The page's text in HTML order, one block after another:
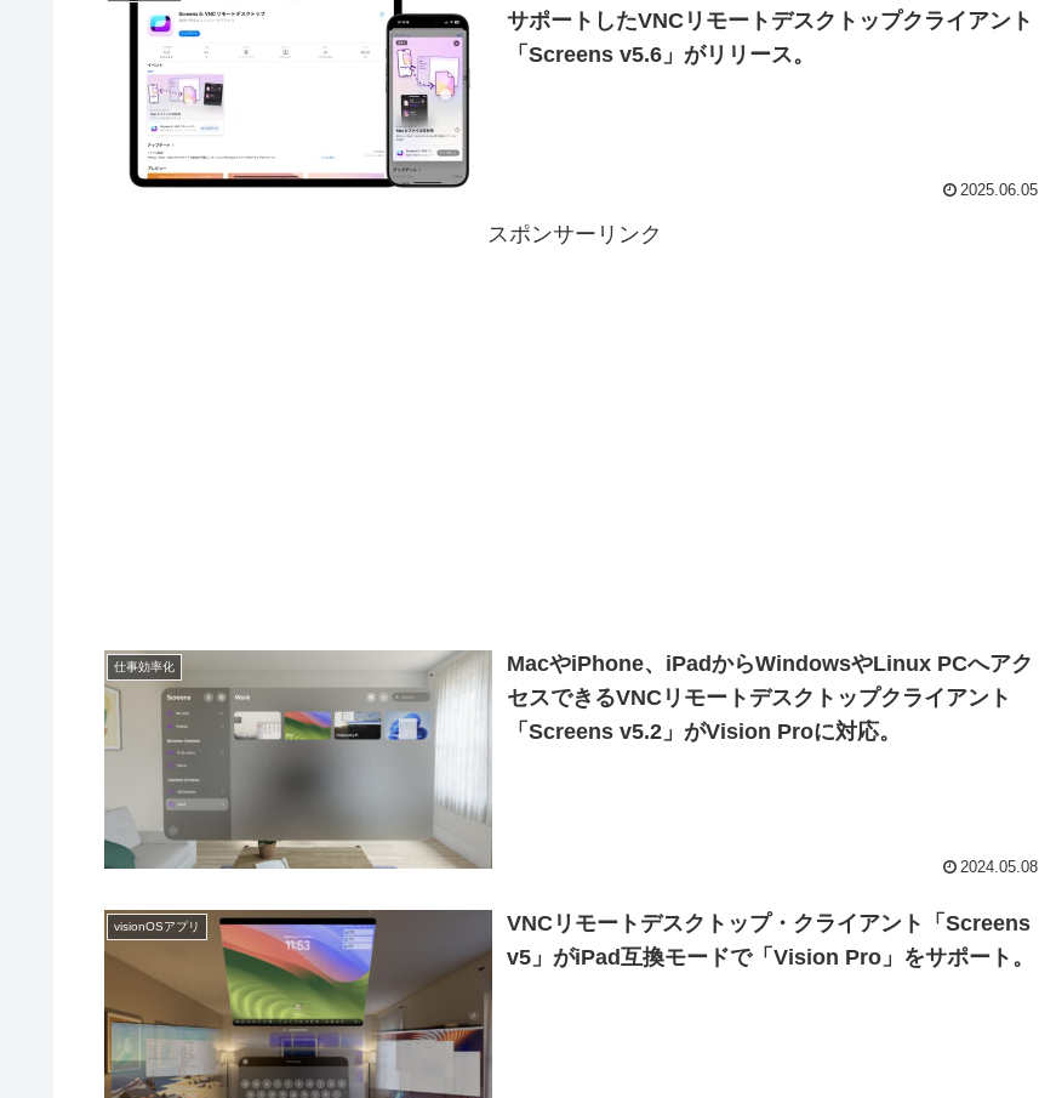
サポートしたVNCリモートデスクトップクライアント
「Screens v5.6」がリリース。
2025.06.05
スポンサーリンク
仕事効率化
MacやiPhone、iPadからWindowsやLinux PCへアク
セスできるVNCリモートデスクトップクライアント
「Screens v5.2」がVision Proに対応。
2024.05.08
visionOSアプリ
VNCリモートデスクトップ・クライアント「Screens
v5」がiPad互換モードで「Vision Pro」をサポート。